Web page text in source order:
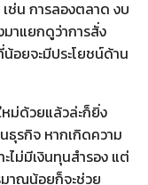
ช่น การลองตลาด งบ
าแยกดูว่าการสั่ง
ยจะมีประโยชน์ด้าน
ม่ด้วยแล้วล่ะก็ยิ่ง
ธุรกิจ หากเกิดความ
ไม่มีเงินทุนสำรอง แต่
าณน้อยก็จะช่วย